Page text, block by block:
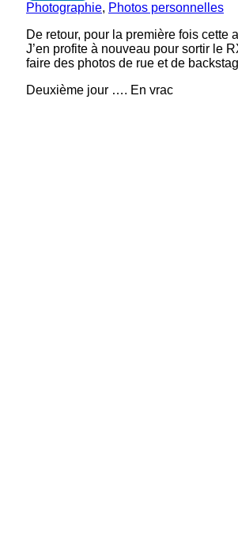
Photographie, Photos personnelles
De retour, pour la première fois cette
J’en profite à nouveau pour sortir le
faire des photos de rue et de
Deuxième jour …. En vrac